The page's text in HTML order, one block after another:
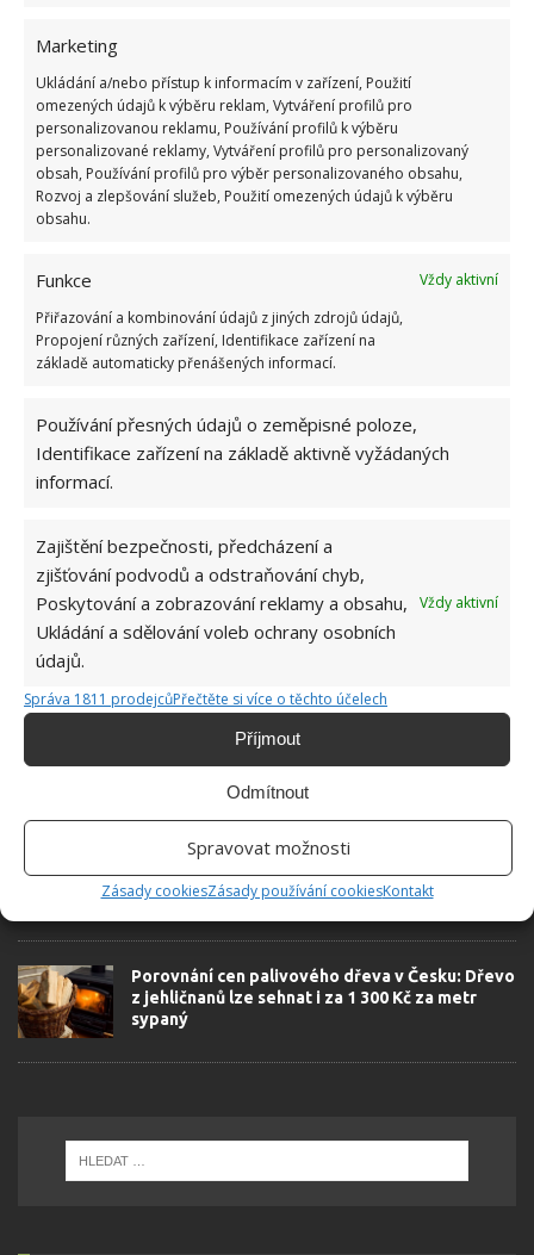
Marketing
Ukládání a/nebo přístup k informacím v zařízení, Použití
omezených údajů k výběru reklam, Vytváření profilů pro
personalizovanou reklamu, Používání profilů k výběru
personalizované reklamy, Vytváření profilů pro personalizovaný
obsah, Používání profilů pro výběr personalizovaného obsahu,
Rozvoj a zlepšování služeb, Použití omezených údajů k výběru
obsahu.
Funkce
Vždy aktivní
Přiřazování a kombinování údajů z jiných zdrojů údajů,
Propojení různých zařízení, Identifikace zařízení na
základě automaticky přenášených informací.
Používání přesných údajů o zeměpisné poloze,
Identifikace zařízení na základě aktivně vyžádaných
informací.
Zajištění bezpečnosti, předcházení a
zjišťování podvodů a odstraňování chyb,
Poskytování a zobrazování reklamy a obsahu,
Ukládání a sdělování voleb ochrany osobních
údajů.
Vždy aktivní
Správa 1811 prodejcůPřečtěte si více o těchto účelech
Příjmout
Odmítnout
Spravovat možnosti
Zásady cookiesZásady používání cookiesKontakt
RUSTIKÁLNÍ STYL VENKOV
SOUVISEJÍCÍ ČLÁNKY
Pravidla spojená s ložnicí aneb 5 věcí, které v
Zajímavé tipy na podlahové krytiny do kuchyně
– už víte, kterou a podle čeho vybrat?
Porovnání cen palivového dřeva v Česku: Dřevo
z jehličnanů lze sehnat i za 1 300 Kč za metr
sypaný